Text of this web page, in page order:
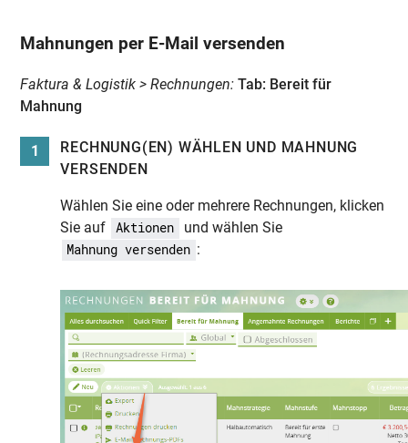
Mahnungen per E-Mail versenden
Faktura & Logistik > Rechnungen: Tab: Bereit für
Mahnung
1
RECHNUNG(EN) WÄHLEN UND MAHNUNG
VERSENDEN
Wählen Sie eine oder mehrere Rechnungen, klicken
Sie auf
Aktionen und wählen Sie
Mahnung versenden :